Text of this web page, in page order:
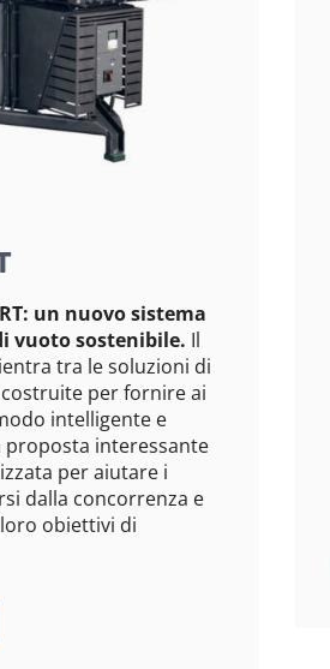
un nuovo sistema
vuoto sostenibile. Il
tra le soluzioni di
per fornire ai
intelligente e
proposta interessante
per aiutare i
dalla concorrenza e
obiettivi di